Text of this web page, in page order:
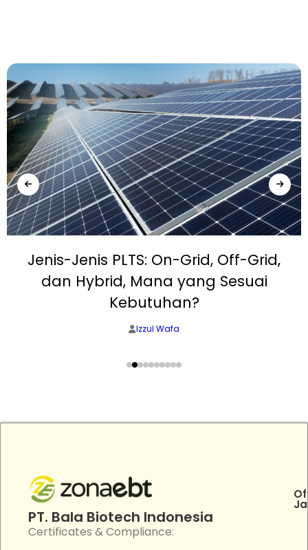
Jenis-Jenis PLTS: On-Grid, Off-Grid,
dan Hybrid, Mana yang Sesuai
Kebutuhan?
Izzul Wafa
PT. Bala Biotech Indonesia
Certificates & Compliance: